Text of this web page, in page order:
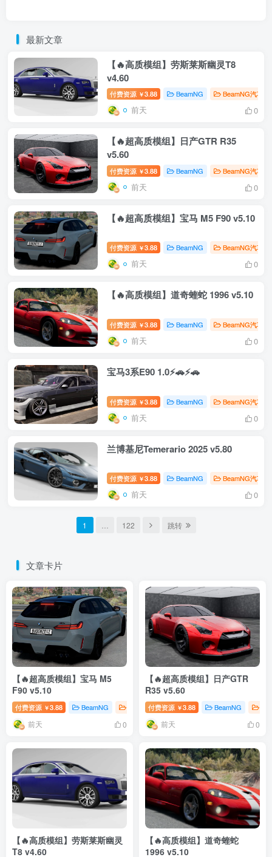
最新文章
【🔥高质模组】劳斯莱斯幽灵T8
v4.60
付费资源 ￥3.88 BeamNG BeamNG汽车
前天 0
【🔥超高质模组】日产GTR R35
v5.60
付费资源 ￥3.88 BeamNG BeamNG汽车
前天 0
【🔥超高质模组】宝马 M5 F90 v5.10
付费资源 ￥3.88 BeamNG BeamNG汽车
前天 0
【🔥高质模组】道奇蝰蛇 1996 v5.10
付费资源 ￥3.88 BeamNG BeamNG汽车
前天 0
宝马3系E90 1.0⚡🚗⚡🚗
付费资源 ￥3.88 BeamNG BeamNG汽车
前天 0
兰博基尼Temerario 2025 v5.80
付费资源 ￥3.88 BeamNG BeamNG汽车
前天 0
1 122 跳转
文章卡片
【🔥超高质模组】宝马 M5
F90 v5.10
付费资源 ￥3.88 BeamNG BeamNG汽车 # 宝马
前天 0
【🔥超高质模组】日产GTR
R35 v5.60
付费资源 ￥3.88 BeamNG
前天 0
【🔥高质模组】劳斯莱斯幽灵
T8 v4.60
【🔥高质模组】道奇蝰蛇
1996 v5.10